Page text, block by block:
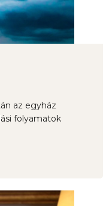
az egyház
folyamatok